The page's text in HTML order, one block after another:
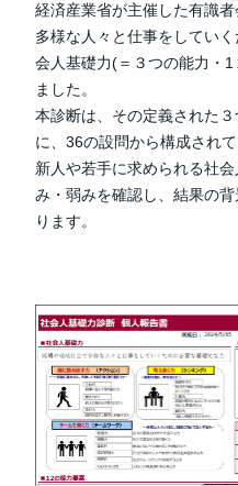
経済産業省が主催した有識者
多様な人々と仕事をしてい
会人基礎力(＝３つの能力・ 1
ました。
本診断は、その定義された
に、36の設問から構成されて
新人や若手に求められる社
み・弱みを確認し、結果の
ります。